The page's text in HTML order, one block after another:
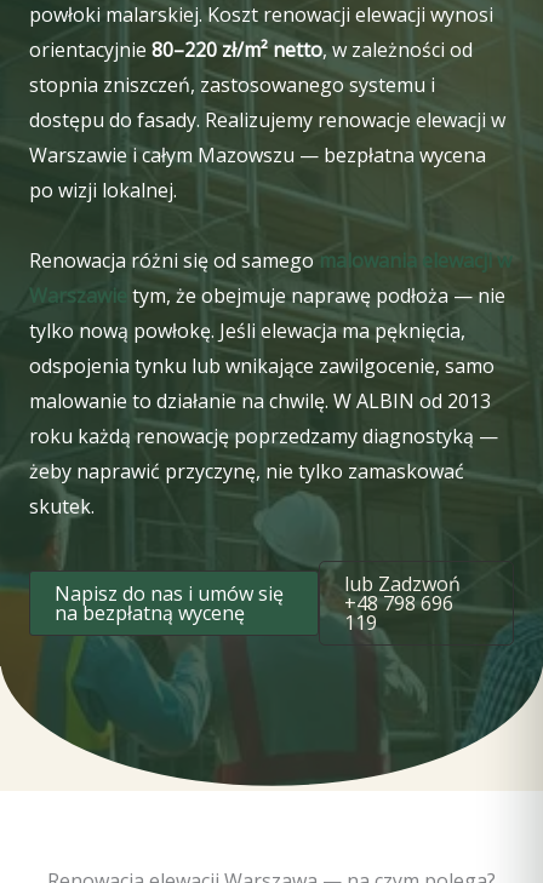
powłoki malarskiej. Koszt renowacji elewacji wynosi
orientacyjnie 80–220 zł/m² netto, w zależności od
stopnia zniszczeń, zastosowanego systemu i
dostępu do fasady. Realizujemy renowacje elewacji w
Warszawie i całym Mazowszu — bezpłatna wycena
po wizji lokalnej.
Renowacja różni się od samego malowania elewacji w
Warszawie tym, że obejmuje naprawę podłoża — nie
tylko nową powłokę. Jeśli elewacja ma pęknięcia,
odspojenia tynku lub wnikające zawilgocenie, samo
malowanie to działanie na chwilę. W ALBIN od 2013
roku każdą renowację poprzedzamy diagnostyką —
żeby naprawić przyczynę, nie tylko zamaskować
skutek.
Napisz do nas i umów się
na bezpłatną wycenę
lub Zadzwoń
+48 798 696
119